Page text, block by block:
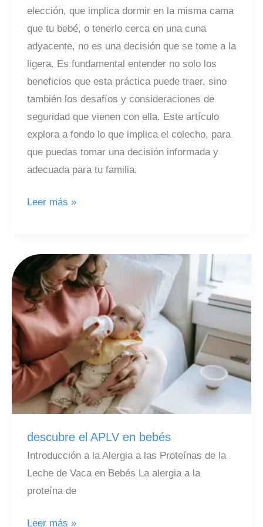
elección, que implica dormir en la misma cama
que tu bebé, o tenerlo cerca en una cuna
adyacente, no es una decisión que se tome a la
ligera. Es fundamental entender no solo los
beneficios que esta práctica puede traer, sino
también los desafíos y consideraciones de
seguridad que vienen con ella. Este artículo
explora a fondo lo que implica el colecho, para
que puedas tomar una decisión informada y
adecuada para tu familia.
Colecho
Una
Guía
para
Tomar
la
Mejor
Decisión
para
tu
Familia
Leer más »
descubre el APLV en bebés
Introducción a la Alergia a las Proteínas de la
Leche de Vaca en Bebés La alergia a la
proteína de
descubre
Leer más »